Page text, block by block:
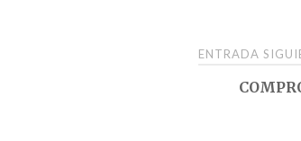
ENTRADA